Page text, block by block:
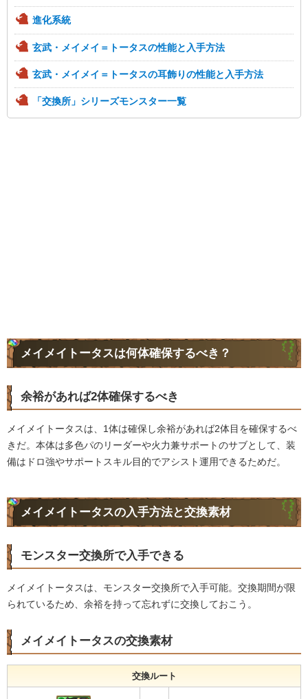
進化系統
玄武・メイメイ＝トータスの性能と入手方法
玄武・メイメイ＝トータスの耳飾りの性能と入手方法
「交換所」シリーズモンスター一覧
メイメイトータスは何体確保するべき？
余裕があれば2体確保するべき
メイメイトータスは、1体は確保し余裕があれば2体目を確保するべ
きだ。本体は多色パのリーダーや火力兼サポートのサブとして、装
備はドロ強やサポートスキル目的でアシスト運用できるためだ。
メイメイトータスの入手方法と交換素材
モンスター交換所で入手できる
メイメイトータスは、モンスター交換所で入手可能。交換期間が限
られているため、余裕を持って忘れずに交換しておこう。
メイメイトータスの交換素材
交換ルート